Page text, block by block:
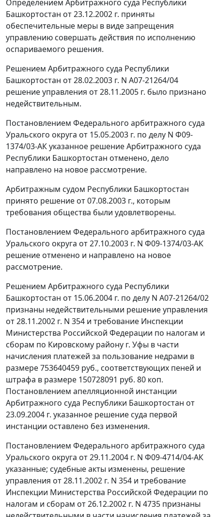
Определением Арбитражного суда Республики
Башкортостан от 23.12.2002 г. приняты
обеспечительные меры в виде запрещения
управлению совершать действия по исполнению
оспариваемого решения.
Решением Арбитражного суда Республики
Башкортостан от 28.02.2003 г. N А07-21264/04
решение управления от 28.11.2005 г. было признано
недействительным.
Постановлением Федерального арбитражного суда
Уральского округа от 15.05.2003 г. по делу N Ф09-
1374/03-АК указанное решение Арбитражного суда
Республики Башкортостан отменено, дело
направлено на новое рассмотрение.
Арбитражным судом Республики Башкортостан
принято решение от 07.08.2003 г., которым
требования общества были удовлетворены.
Постановлением Федерального арбитражного суда
Уральского округа от 27.10.2003 г. N Ф09-1374/03-АК
решение отменено и направлено на новое
рассмотрение.
Решением Арбитражного суда Республики
Башкортостан от 15.06.2004 г. по делу N А07-21264/02
признаны недействительными решение управления
от 28.11.2002 г. N 354 и требование Инспекции
Министерства Российской Федерации по налогам и
сборам по Кировскому району г. Уфы в части
начисления платежей за пользование недрами в
размере 753640459 руб., соответствующих пеней и
штрафа в размере 150728091 руб. 80 коп.
Постановлением апелляционной инстанции
Арбитражного суда Республики Башкортостан от
23.09.2004 г. указанное решение суда первой
инстанции оставлено без изменения.
Постановлением Федерального арбитражного суда
Уральского округа от 29.11.2004 г. N Ф09-4714/04-АК
указанные; судебные акты изменены, решение
управления от 28.11.2002 г. N 354 и требование
Инспекции Министерства Российской Федерации по
налогам и сборам от 26.12.2002 г. N 4735 признаны